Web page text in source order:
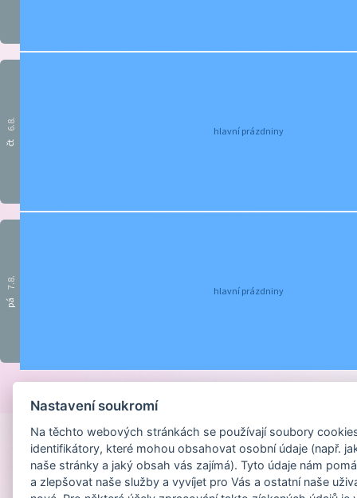
čt
6.8. hlavní prázdniny
pá
7.8.
hlavní prázdniny
Nastavení soukromí
Na těchto webových stránkách se používají soubory
identifikátory, které mohou obsahovat osobní údaje (např.
naše stránky a jaký obsah vás zajímá). Tyto údaje nám
a zlepšovat naše služby a vyvíjet pro Vás a ostatní naše